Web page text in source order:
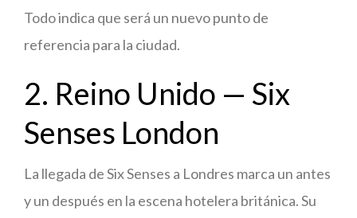
Todo indica que será un nuevo punto de
referencia para la ciudad.
2. Reino Unido — Six
Senses London
La llegada de Six Senses a Londres marca un antes
y un después en la escena hotelera británica. Su